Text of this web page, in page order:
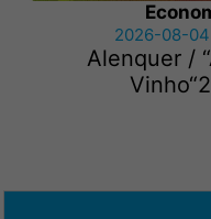
2026-08-
Alenquer /